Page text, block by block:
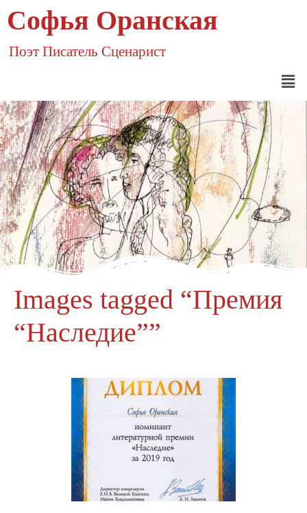
Софья Оранская
Поэт Писатель Сценарист
Images tagged “Премия
“Наследие””